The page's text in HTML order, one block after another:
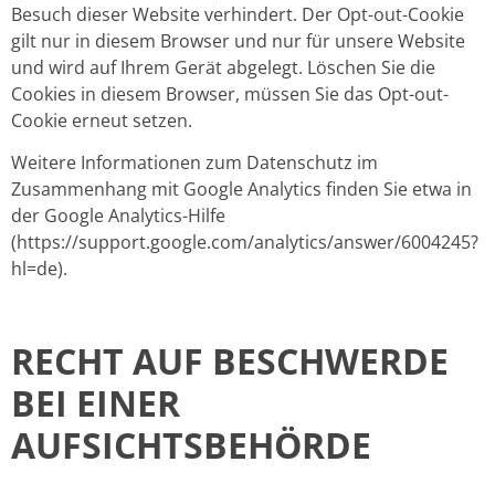
Besuch dieser Website verhindert. Der Opt-out-Cookie
gilt nur in diesem Browser und nur für unsere Website
und wird auf Ihrem Gerät abgelegt. Löschen Sie die
Cookies in diesem Browser, müssen Sie das Opt-out-
Cookie erneut setzen.
Weitere Informationen zum Datenschutz im
Zusammenhang mit Google Analytics finden Sie etwa in
der Google Analytics-Hilfe
(https://support.google.com/analytics/answer/6004245?
hl=de).
RECHT AUF BESCHWERDE
BEI EINER
AUFSICHTSBEHÖRDE